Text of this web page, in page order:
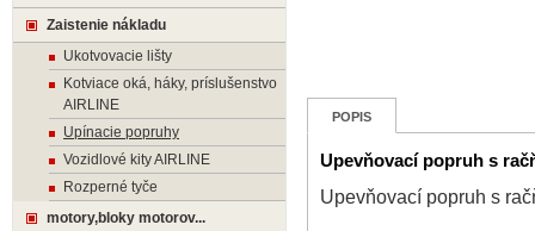
POPIS
Upevňovací popruh s
Upevňovací popruh s
Zaistenie nákladu
Ukotvovacie lišty
Kotviace oká, háky, príslušenstvo
AIRLINE
Upínacie popruhy
Vozidlové kity AIRLINE
Rozperné tyče
motory,bloky motorov...